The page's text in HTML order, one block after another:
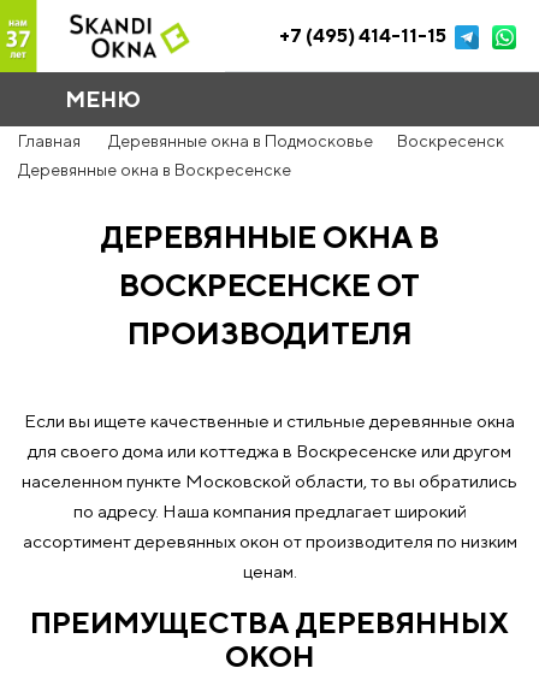
+7 (495) 414-11-15
МЕНЮ
Главная Деревянные окна в Подмосковье
Воскресенск
Деревянные окна в Воскресенске
ДЕРЕВЯННЫЕ ОКНА В
ВОСКРЕСЕНСКЕ ОТ
ПРОИЗВОДИТЕЛЯ
Если вы ищете качественные и стильные деревянные окна
для своего дома или коттеджа в Воскресенске или другом
населенном пункте Московской области, то вы обратились
по адресу. Наша компания предлагает широкий
ассортимент деревянных окон от производителя по низким
ценам.
ПРЕИМУЩЕСТВА ДЕРЕВЯННЫХ
ОКОН